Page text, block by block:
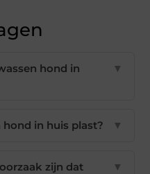
hond in
▼
hond in huis plast? ▼
zijn dat ▼